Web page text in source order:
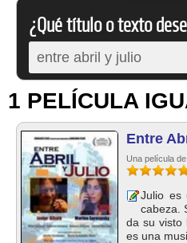
¿Qué título o texto
1 PELÍCULA
Entre
Una película
Julio es
cabeza.
da su visto
es una